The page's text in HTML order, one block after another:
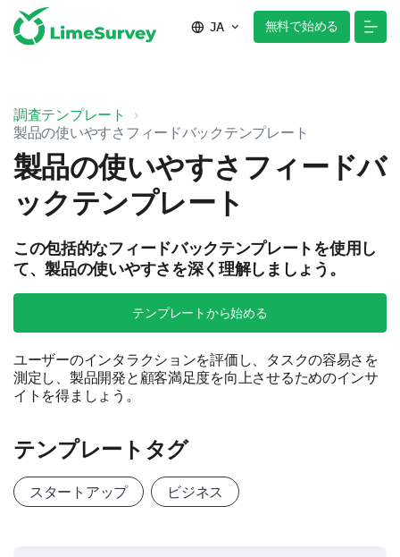
JA 無料で始める
調査テンプレート
製品の使いやすさフィードバックテンプレート
製品の使いやすさフィードバ
ックテンプレート
この包括的なフィードバックテンプレートを使用し
て、製品の使いやすさを深く理解しましょう。
テンプレートから始める
ユーザーのインタラクションを評価し、タスクの容易さを
測定し、製品開発と顧客満足度を向上させるためのインサ
イトを得ましょう。
テンプレートタグ
スタートアップ ビジネス